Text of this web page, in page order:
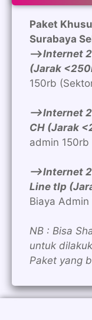
Paket
Surabaya
—>Internet
(Jarak
150rb
—>Internet
CH (Jarak
admin 150rb
—>Internet
Line tlp
Biaya Admin
NB : Bisa
untuk
Paket yang